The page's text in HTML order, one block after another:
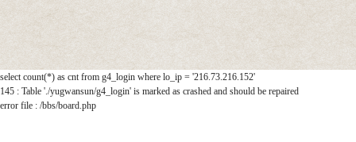
select count(*) as cnt from g4_login where lo_ip = '216.73.216.152'
145 : Table './yugwansun/g4_login' is marked as crashed and should be repaired
error file : /bbs/board.php